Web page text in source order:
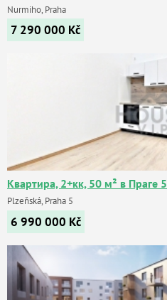
Nurmiho, Praha
7 290 000 Kč
Квартира, 2+кк, 50 м² в Праге 5
Plzeňská, Praha 5
6 990 000 Kč